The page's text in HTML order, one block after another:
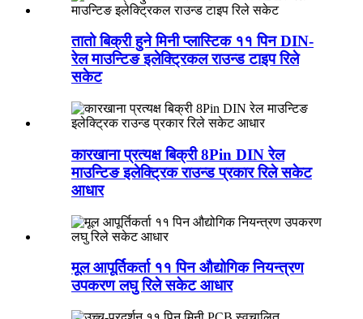
तातो बिक्री हुने मिनी प्लास्टिक ११ पिन DIN-
रेल माउन्टिङ इलेक्ट्रिकल राउन्ड टाइप रिले
सकेट
कारखाना प्रत्यक्ष बिक्री 8Pin DIN रेल
माउन्टिङ इलेक्ट्रिक राउन्ड प्रकार रिले सकेट
आधार
मूल आपूर्तिकर्ता ११ पिन औद्योगिक नियन्त्रण
उपकरण लघु रिले सकेट आधार